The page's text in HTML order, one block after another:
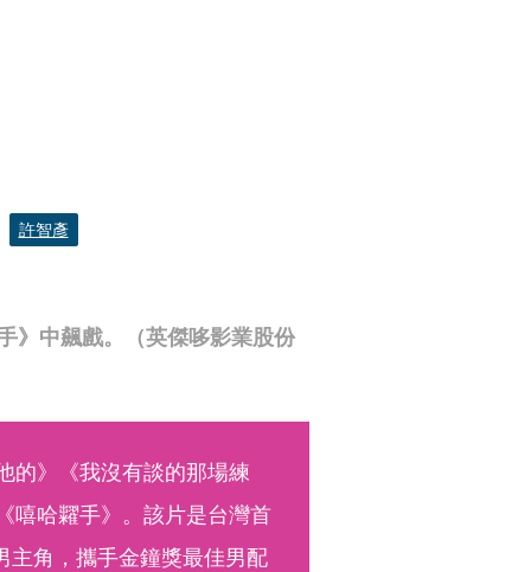
》中飆戲。（英傑哆影業股份
許智彥
的》《我沒有談的那場練
嘻哈糶手》。該片是台灣首
主角，攜手金鐘獎最佳男配